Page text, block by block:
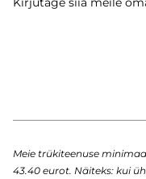
Meie trükiteenuse
43.40 eurot. Näiteks: kui